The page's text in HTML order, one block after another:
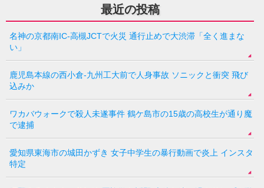
最近の投稿
名神の京都南IC-高槻JCTで火災 通行止めで大渋滞「全く進まな
い」
鹿児島本線の西小倉-九州工大前で人身事故 ソニックと衝突 飛び
込みか
ワカバウォークで殺人未遂事件 鶴ケ島市の15歳の高校生が通り魔
で逮捕
愛知県東海市の城田かずき 女子中学生の暴行動画で炎上 インスタ
特定